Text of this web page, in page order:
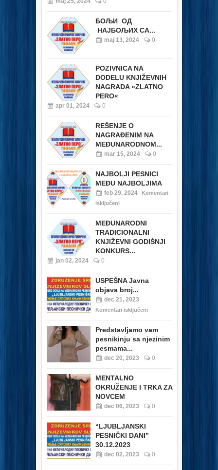
БОЉИ ОД
НАЈБОЉИХ СА...
maj 13, 2024 0
POZIVNICA NA
DODELU KNJIŽEVNIH
NAGRADA »ZLATNO
PERO«
apr 01, 2024 0
REŠENJE O
NAGRAĐENIM NA
MEĐUNARODNOM...
mar 15, 2024 0
NAJBOLJI PESNICI
MEĐU NAJBOLJIMA
feb 29, 2024
Komentari
isključeni
MEĐUNARODNI
TRADICIONALNI
KNJIŽEVNI GODIŠNJI
KONKURS...
jan 02, 2024 0
USPEŠNA Javna
objava broj...
dec 21, 2023
Komentari isključeni
Predstavljamo vam
pesnikinju sa njezinim
pesmama...
dec 20, 2023 0
MENTALNO
OKRUŽENJE I TRKA ZA
NOVCEM
dec 06, 2023 0
“LJUBLJANSKI
PESNIČKI DANI”
30.12.2023
dec 02, 2023 0